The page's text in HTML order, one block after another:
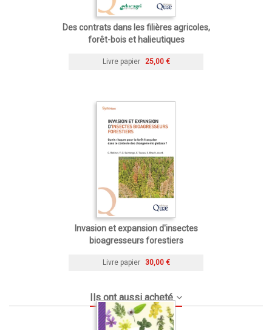
Des contrats dans les filières agricoles,
forêt-bois et halieutiques
Livre papier 25,00 €
Invasion et expansion d'insectes
bioagresseurs forestiers
Livre papier 30,00 €
Ils ont aussi acheté